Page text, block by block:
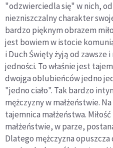
"odzwierciedla się" w nich,
niezniszczalny charakter
bardzo pięknym obrazem
jest bowiem w istocie
i Duch Święty żyją od zawsze i
jedności. To właśnie jest
dwojga oblubieńców jedno
"jedno ciało". Tak bardzo
mężczyzny w małżeństwie.
tajemnica małżeństwa.
małżeństwie, w parze,
Dlatego mężczyzna